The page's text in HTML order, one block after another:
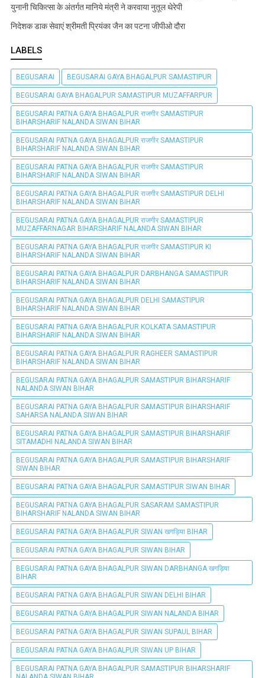
युनानी चिकित्सा के अंतर्गत मानिये मंत्री ने करवाया नुतूल थेरेपी
निदेशक डाक सेवाएं श्रीमती प्रियंका जैन का पटना जीपीओ दौरा
LABELS
BEGUSARAI BEGUSARAI GAYA BHAGALPUR SAMASTIPUR
BEGUSARAI GAYA BHAGALPUR SAMASTIPUR MUZAFFARPUR
BEGUSARAI PATNA GAYA BHAGALPUR राजगीर SAMASTIPUR
BIHARSHARIF NALANDA SIWAN BIHAR
BEGUSARAI PATNA GAYA BHAGALPUR राजगीर SAMASTIPUR
BIHARSHARIF NALANDA SIWAN BIHAR
BEGUSARAI PATNA GAYA BHAGALPUR राजगीर SAMASTIPUR
BIHARSHARIF NALANDA SIWAN BIHAR
BEGUSARAI PATNA GAYA BHAGALPUR राजगीर SAMASTIPUR DELHI
BIHARSHARIF NALANDA SIWAN BIHAR
BEGUSARAI PATNA GAYA BHAGALPUR राजगीर SAMASTIPUR
MUZAFFARNAGAR BIHARSHARIF NALANDA SIWAN BIHAR
BEGUSARAI PATNA GAYA BHAGALPUR राजगीर SAMASTIPUR KI
BIHARSHARIF NALANDA SIWAN BIHAR
BEGUSARAI PATNA GAYA BHAGALPUR DARBHANGA SAMASTIPUR
BIHARSHARIF NALANDA SIWAN BIHAR
BEGUSARAI PATNA GAYA BHAGALPUR DELHI SAMASTIPUR
BIHARSHARIF NALANDA SIWAN BIHAR
BEGUSARAI PATNA GAYA BHAGALPUR KOLKATA SAMASTIPUR
BIHARSHARIF NALANDA SIWAN BIHAR
BEGUSARAI PATNA GAYA BHAGALPUR RAGHEER SAMASTIPUR
BIHARSHARIF NALANDA SIWAN BIHAR
BEGUSARAI PATNA GAYA BHAGALPUR SAMASTIPUR BIHARSHARIF
NALANDA SIWAN BIHAR
BEGUSARAI PATNA GAYA BHAGALPUR SAMASTIPUR BIHARSHARIF
SAHARSA NALANDA SIWAN BIHAR
BEGUSARAI PATNA GAYA BHAGALPUR SAMASTIPUR BIHARSHARIF
SITAMADHI NALANDA SIWAN BIHAR
BEGUSARAI PATNA GAYA BHAGALPUR SAMASTIPUR BIHARSHARIF
SIWAN BIHAR
BEGUSARAI PATNA GAYA BHAGALPUR SAMASTIPUR SIWAN BIHAR
BEGUSARAI PATNA GAYA BHAGALPUR SASARAM SAMASTIPUR
BIHARSHARIF NALANDA SIWAN BIHAR
BEGUSARAI PATNA GAYA BHAGALPUR SIWAN खगड़िया BIHAR
BEGUSARAI PATNA GAYA BHAGALPUR SIWAN BIHAR
BEGUSARAI PATNA GAYA BHAGALPUR SIWAN DARBHANGA खगड़िया
BIHAR
BEGUSARAI PATNA GAYA BHAGALPUR SIWAN DELHI BIHAR
BEGUSARAI PATNA GAYA BHAGALPUR SIWAN NALANDA BIHAR
BEGUSARAI PATNA GAYA BHAGALPUR SIWAN SUPAUL BIHAR
BEGUSARAI PATNA GAYA BHAGALPUR SIWAN UP BIHAR
BEGUSARAI PATNA GAYA BHAGALPUR SAMASTIPUR BIHARSHARIF